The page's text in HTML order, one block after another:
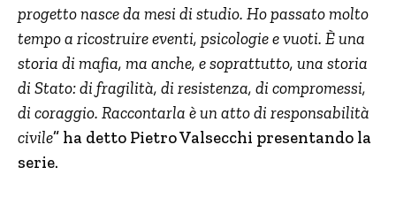
progetto nasce da mesi di studio. Ho passato molto
tempo a ricostruire eventi, psicologie e vuoti. È una
storia di mafia, ma anche, e soprattutto, una storia
di Stato: di fragilità, di resistenza, di compromessi,
di coraggio. Raccontarla è un atto di responsabilità
civile” ha detto Pietro Valsecchi presentando la
serie.